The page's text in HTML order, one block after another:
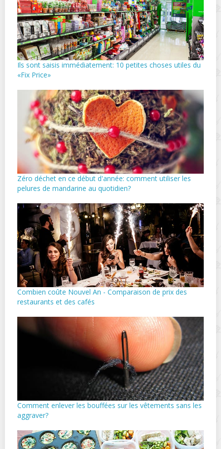
Ils sont saisis immédiatement: 10 petites choses utiles du
«Fix Price»
Zéro déchet en ce début d'année: comment utiliser les
pelures de mandarine au quotidien?
Combien coûte Nouvel An - Comparaison de prix des
restaurants et des cafés
Comment enlever les bouffées sur les vêtements sans les
aggraver?